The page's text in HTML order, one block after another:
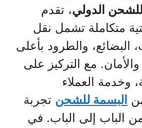
الدولي، تقدم
متكاملة تشمل نقل
البضائع، والطرود بأعلى
والأمان. مع التركيز على
وخدمة العملاء
البسمة للشحن تجربة
إلى الباب. في